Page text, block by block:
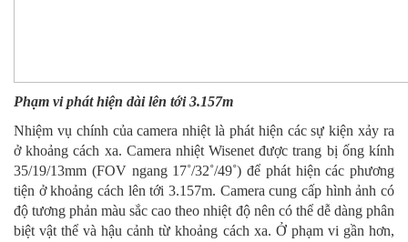
Phạm vi phát hiện dài lên tới 3.157m
Nhiệm vụ chính của camera nhiệt là phát hiện các sự kiện xảy ra
ở khoảng cách xa. Camera nhiệt Wisenet được trang bị ống kính
35/19/13mm (FOV ngang 17˚/32˚/49˚) để phát hiện các phương
tiện ở khoảng cách lên tới 3.157m. Camera cung cấp hình ảnh có
độ tương phản màu sắc cao theo nhiệt độ nên có thể dễ dàng phân
biệt vật thể và hậu cảnh từ khoảng cách xa. Ở phạm vi gần hơn,